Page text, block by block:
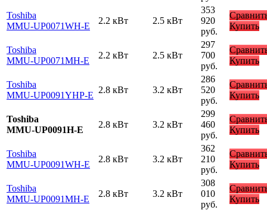
Toshiba
MMU-UP0071WH-E
2.2 кВт 2.5 кВт
353
920
руб.
Купить
Toshiba
MMU-UP0071MH-E
2.2 кВт 2.5 кВт
297
700
руб.
Купить
Toshiba
MMU-UP0091YHP-E
2.8 кВт 3.2 кВт
286
520
руб.
Купить
Toshiba
MMU-UP0091H-E
2.8 кВт 3.2 кВт
299
460
руб.
Купить
Toshiba
MMU-UP0091WH-E
2.8 кВт 3.2 кВт
362
210
руб.
Купить
Toshiba
MMU-UP0091MH-E
2.8 кВт 3.2 кВт
308
010
руб.
Купить